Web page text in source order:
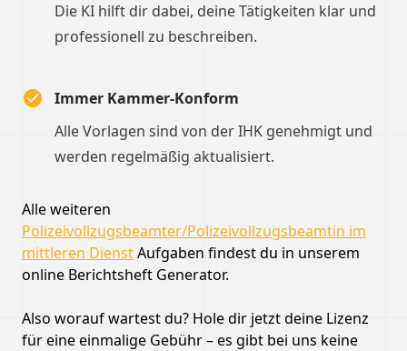
Die KI hilft dir dabei, deine Tätigkeiten klar und
professionell zu beschreiben.
Immer Kammer-Konform
Alle Vorlagen sind von der IHK genehmigt und
werden regelmäßig aktualisiert.
Alle weiteren
Polizeivollzugsbeamter/Polizeivollzugsbeamtin im
mittleren DienstAufgaben findest du in unserem
online Berichtsheft Generator.
Also worauf wartest du? Hole dir jetzt deine Lizenz
für eine einmalige Gebühr – es gibt bei uns keine